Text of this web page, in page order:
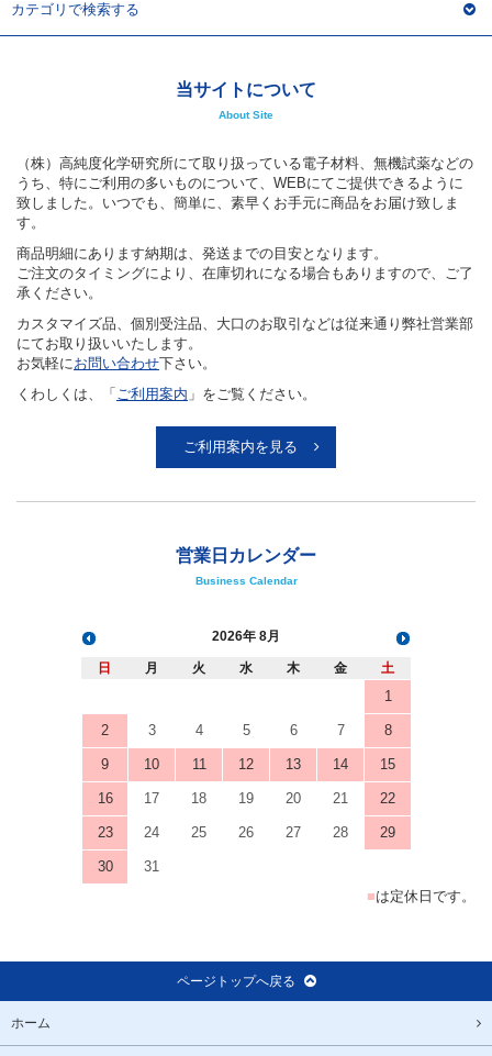
カテゴリで検索する
当サイトについて
About Site
（株）高純度化学研究所にて取り扱っている電子材料、無機試薬などの
うち、特にご利用の多いものについて、WEBにてご提供できるように
致しました。いつでも、簡単に、素早くお手元に商品をお届け致しま
す。
商品明細にあります納期は、発送までの目安となります。
ご注文のタイミングにより、在庫切れになる場合もありますので、ご了
承ください。
カスタマイズ品、個別受注品、大口のお取引などは従来通り弊社営業部
にてお取り扱いいたします。
お気軽にお問い合わせ下さい。
くわしくは、「 ご利用案内 」をご覧ください。
ご利用案内を見る
営業日カレンダー
Business Calendar
2026 8月
日 月 火 水 木 金 土
1
2 3 4 5 6 7 8
9 10 11 12 13 14 15
16 17 18 19 20 21 22
23 24 25 26 27 28 29
30
31
■は定休日です。
ページトップへ戻る
ホーム